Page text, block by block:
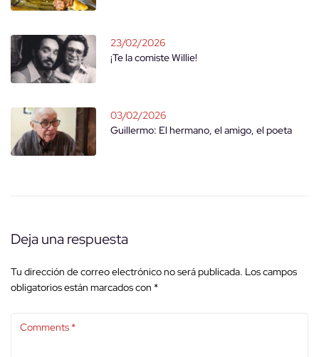
23/02/2026
¡Te la comiste Willie!
03/02/2026
Guillermo: El hermano, el amigo, el poeta
Deja una respuesta
Tu dirección de correo electrónico no será publicada. Los campos
obligatorios están marcados con *